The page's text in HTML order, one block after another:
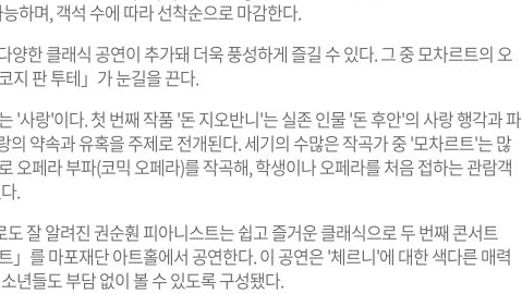
하며, 객석 수에 따라 선착순으로 마감한다.
양한 클래식 공연이 추가돼 더욱 풍성하게 즐길 수 있다. 그 중 모차르트의 오
지 판 투테」가 눈길을 끈다.
'사랑'이다. 첫 번째 작품 '돈 지오반니'는 실존 인물 '돈 후안'의 사랑 행각과 파
의 약속과 유혹을 주제로 전개된다. 세기의 수많은 작곡가 중 '모차르트'는 많
오페라 부파(코믹 오페라)를 작곡해, 학생이나 오페라를 처음 접하는 관람객
.
잘 알려진 권순훤 피아니스트는 쉽고 즐거운 클래식으로 두 번째 콘서트
」를 마포재단 아트홀에서 공연한다. 이 공연은 '체르니'에 대한 색다른 매력
년들도 부담 없이 볼 수 있도록 구성됐다.